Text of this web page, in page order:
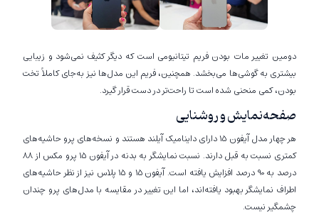
دومین تغییر مات بودن فریم تیتانیومی است که دیگر کثیف نمی‌شود و زیبایی
بیشتری به گوشی‌ها می‌بخشد. همچنین، فریم این مدل‌ها نیز به‌جای کاملاً تخت
بودن، کمی منحنی شده است تا راحت‌تر در دست قرار گیرد.
صفحه‌نمایش و روشنایی
هر چهار مدل آیفون 15 دارای داینامیک آیلند هستند و نسخه‌های پرو حاشیه‌های
کمتری نسبت به قبل دارند. نسبت نمایشگر به بدنه در آیفون 15 پرو مکس از 88
درصد به 90 درصد افزایش یافته است. آیفون 15 و 15 پلاس نیز از نظر حاشیه‌های
اطراف نمایشگر بهبود یافته‌اند، اما این تغییر در مقایسه با مدل‌های پرو چندان
چشمگیر نیست.